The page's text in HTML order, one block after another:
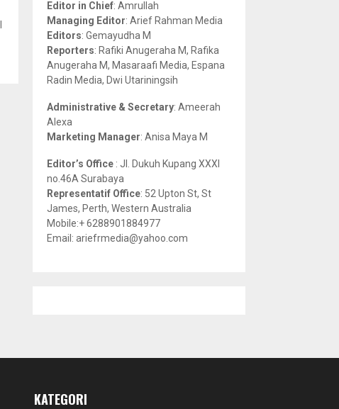
r
:
R
H
Editor in Chief: Amrullah
Managing Editor: Arief Rahman Media
Editors: Gemayudha M
Reporters: Rafiki Anugeraha M, Rafika
Anugeraha M, Masaraafi Media, Espana
Radin Media, Dwi Utariningsih
Administrative & Secretary: Ameerah
Alexa
Marketing Manager: Anisa Maya M
Editor’s Office : Jl. Dukuh Kupang XXXI
no.46A Surabaya
Representatif Office: 52 Upton St, St
James, Perth, Western Australia
Mobile:+ 6288901884977
Email: ariefrmedia@yahoo.com
KATEGORI